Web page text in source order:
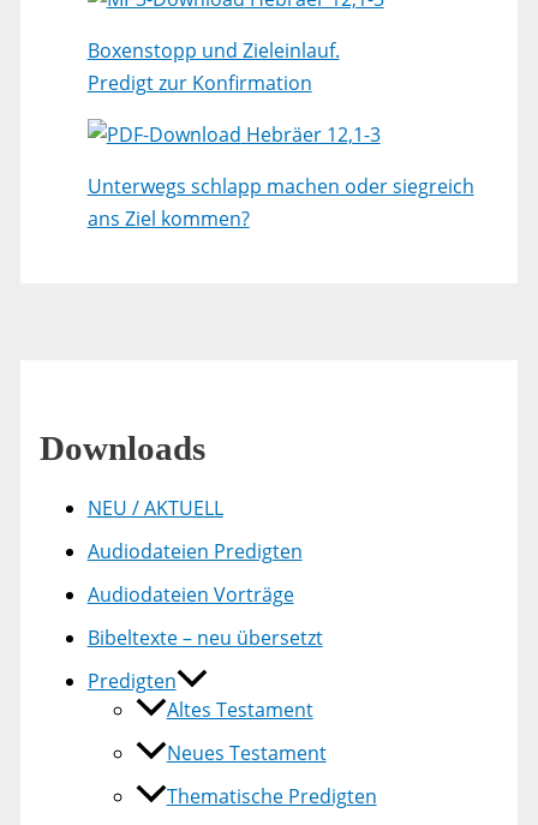
Boxenstopp und Zieleinlauf.
Predigt zur Konfirmation
Hebräer 12,1-3
Unterwegs schlapp machen oder siegreich
ans Ziel kommen?
Downloads
NEU / AKTUELL
Audiodateien Predigten
Audiodateien Vorträge
Bibeltexte – neu übersetzt
Predigten
Altes Testament
Neues Testament
Thematische Predigten